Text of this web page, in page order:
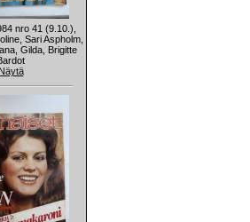
nro 41 (9.10.),
Sari Aspholm,
Gilda, Brigitte
Näytä